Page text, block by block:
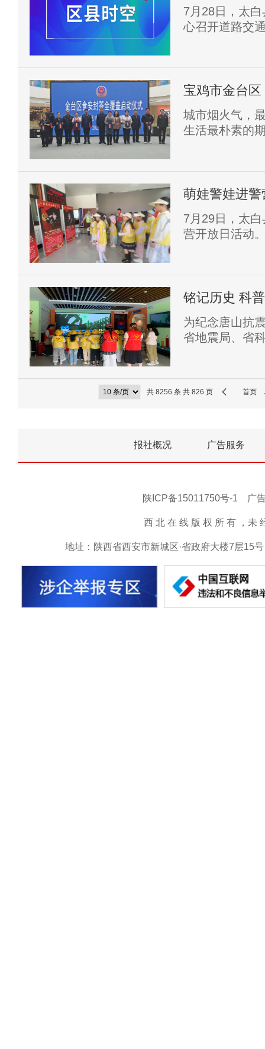
交通安全
7月28日，太
心召开道路交
宝鸡市金台
火日常
城市烟火气，
生活最朴素的
萌娃警娃进
开展警营开放
7月29日，太
营开放日活动
铭记历史 科
知识科普联
为纪念唐山抗
省地震局、省
暑托班100多
共 8256 条 共 826 页 首页
报社概况 广告服务
陕ICP备15011750号-1 广
西 北 在 线 版 权 所 有 ，未
地址：陕西省西安市新城区·省政府大楼7层